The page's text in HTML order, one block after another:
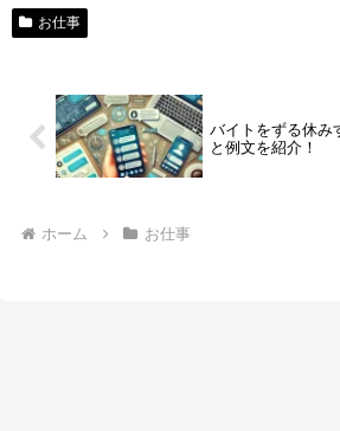
お仕事
バイトをずる休み
と例文を紹介！
ホーム お仕事